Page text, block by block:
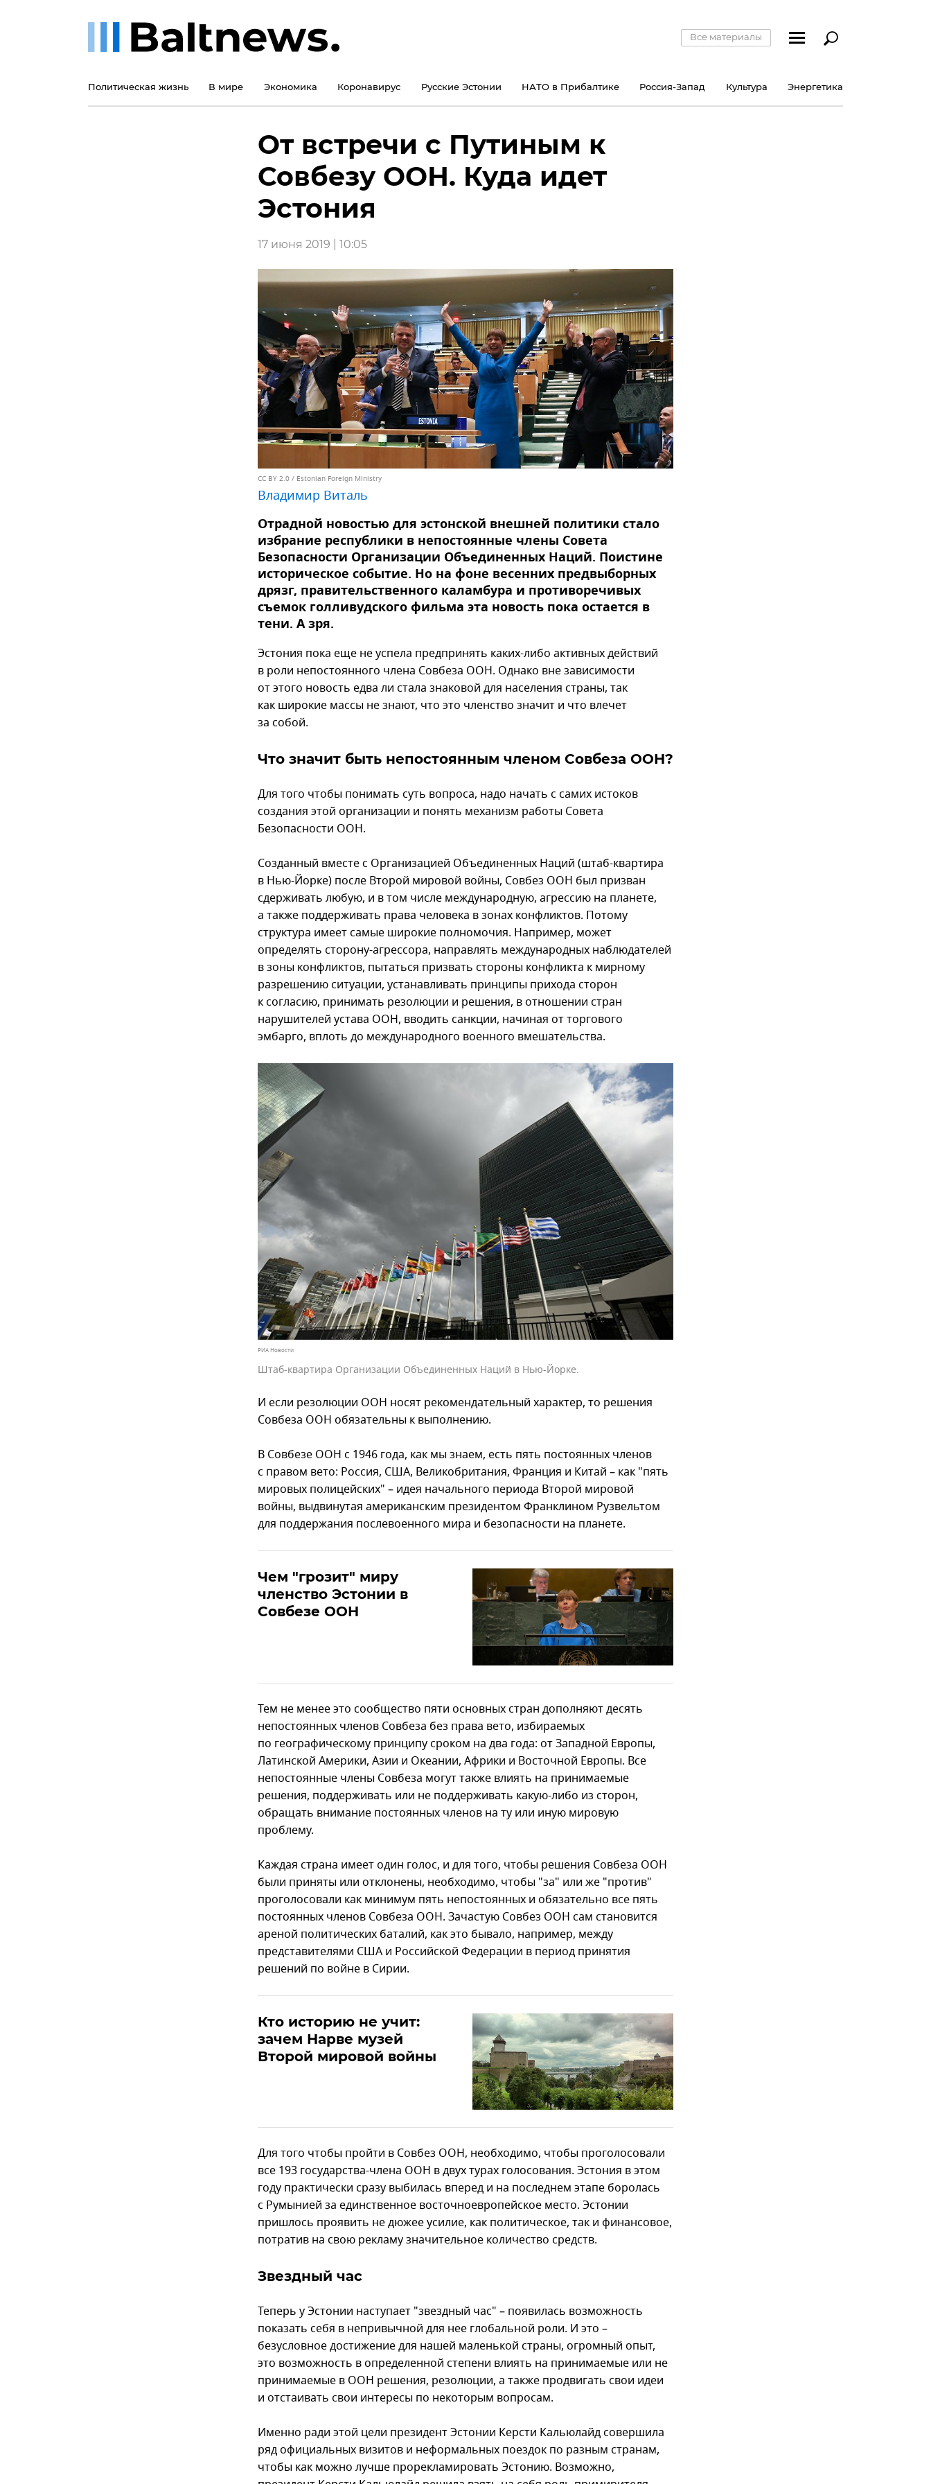
Все материалы
Политическая жизнь В мире Экономика Коронавирус Русские Эстонии НАТО в Прибалтике Россия-Запад Культура Энергетика
От встречи с Путиным к
Совбезу ООН. Куда идет
Эстония
17 июня 2019 | 10:05
CC BY 2.0 / Estonian Foreign Ministry
Владимир Виталь
Отрадной новостью для эстонской внешней политики стало
избрание республики в непостоянные члены Совета
Безопасности Организации Объединенных Наций. Поистине
историческое событие. Но на фоне весенних предвыборных
дрязг, правительственного каламбура и противоречивых
съемок голливудского фильма эта новость пока остается в
тени. А зря.
Эстония пока еще не успела предпринять каких-либо активных действий
в роли непостоянного члена Совбеза ООН. Однако вне зависимости
от этого новость едва ли стала знаковой для населения страны, так
как широкие массы не знают, что это членство значит и что влечет
за собой.
Что значит быть непостоянным членом Совбеза ООН?
Для того чтобы понимать суть вопроса, надо начать с самих истоков
создания этой организации и понять механизм работы Совета
Безопасности ООН.
Созданный вместе с Организацией Объединенных Наций (штаб-квартира
в Нью-Йорке) после Второй мировой войны, Совбез ООН был призван
сдерживать любую, и в том числе международную, агрессию на планете,
а также поддерживать права человека в зонах конфликтов. Потому
структура имеет самые широкие полномочия. Например, может
определять сторону-агрессора, направлять международных наблюдателей
в зоны конфликтов, пытаться призвать стороны конфликта к мирному
разрешению ситуации, устанавливать принципы прихода сторон
к согласию, принимать резолюции и решения, в отношении стран
нарушителей устава ООН, вводить санкции, начиная от торгового
эмбарго, вплоть до международного военного вмешательства.
РИА Новости
Штаб-квартира Организации Объединенных Наций в Нью-Йорке.
И если резолюции ООН носят рекомендательный характер, то решения
Совбеза ООН обязательны к выполнению.
В Совбезе ООН с 1946 года, как мы знаем, есть пять постоянных членов
с правом вето: Россия, США, Великобритания, Франция и Китай – как "пять
мировых полицейских" – идея начального периода Второй мировой
войны, выдвинутая американским президентом Франклином Рузвельтом
для поддержания послевоенного мира и безопасности на планете.
Чем "грозит" миру
членство Эстонии в
Совбезе ООН
Тем не менее это сообщество пяти основных стран дополняют десять
непостоянных членов Совбеза без права вето, избираемых
по географическому принципу сроком на два года: от Западной Европы,
Латинской Америки, Азии и Океании, Африки и Восточной Европы. Все
непостоянные члены Совбеза могут также влиять на принимаемые
решения, поддерживать или не поддерживать какую-либо из сторон,
обращать внимание постоянных членов на ту или иную мировую
проблему.
Каждая страна имеет один голос, и для того, чтобы решения Совбеза ООН
были приняты или отклонены, необходимо, чтобы "за" или же "против"
проголосовали как минимум пять непостоянных и обязательно все пять
постоянных членов Совбеза ООН. Зачастую Совбез ООН сам становится
ареной политических баталий, как это бывало, например, между
представителями США и Российской Федерации в период принятия
решений по войне в Сирии.
Кто историю не учит:
зачем Нарве музей
Второй мировой войны
Для того чтобы пройти в Совбез ООН, необходимо, чтобы проголосовали
все 193 государства-члена ООН в двух турах голосования. Эстония в этом
году практически сразу выбилась вперед и на последнем этапе боролась
с Румынией за единственное восточноевропейское место. Эстонии
пришлось проявить не дюжее усилие, как политическое, так и финансовое,
потратив на свою рекламу значительное количество средств.
Звездный час
Теперь у Эстонии наступает "звездный час" – появилась возможность
показать себя в непривычной для нее глобальной роли. И это –
безусловное достижение для нашей маленькой страны, огромный опыт,
это возможность в определенной степени влиять на принимаемые или не
принимаемые в ООН решения, резолюции, а также продвигать свои идеи
и отстаивать свои интересы по некоторым вопросам.
Именно ради этой цели президент Эстонии Керсти Кальюлайд совершила
ряд официальных визитов и неформальных поездок по разным странам,
чтобы как можно лучше прорекламировать Эстонию. Возможно,